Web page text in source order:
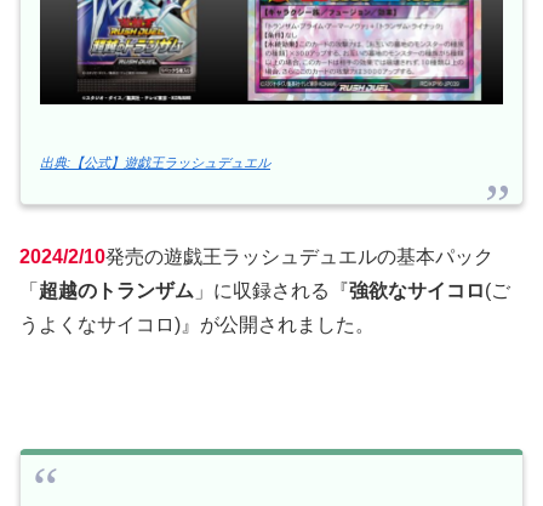
出典:【公式】遊戯王ラッシュデュエル
2024/2/10発売の遊戯王ラッシュデュエルの基本パック
「 超越のトランザム 」に収録される『強欲なサイコロ(ご
うよくなサイコロ)』が公開されました。